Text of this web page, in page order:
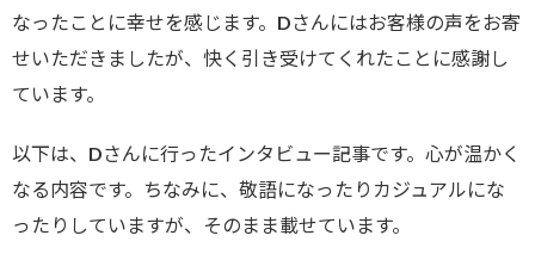
なったことに幸せを感じます。Dさんにはお客様の声をお寄
せいただきましたが、快く引き受けてくれたことに感謝し
ています。
以下は、Dさんに行ったインタビュー記事です。心が温かく
なる内容です。ちなみに、敬語になったりカジュアルにな
ったりしていますが、そのまま載せています。